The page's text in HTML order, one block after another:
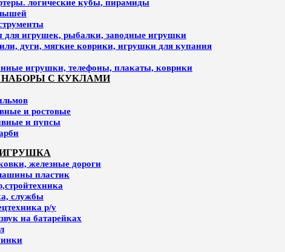
логические кубы, пирамиды
для игрушек, рыбалки, заводные игрушки
дуги, мягкие коврики, игрушки для купания
игрушки, телефоны, плакаты, коврики
НАБОРЫ С КУКЛАМИ
и ростовые
и пупсы
ИГРУШКА
железные дороги
пластик
службы
р/у
на батарейках